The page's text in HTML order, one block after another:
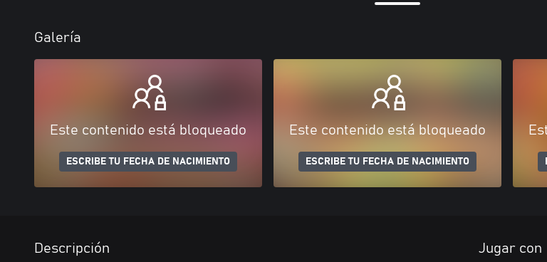
Galería
Este contenido está bloqueado
ESCRIBE TU FECHA DE NACIMIENTO
Este contenido está bloqueado
ESCRIBE TU FECHA DE NACIMIENTO
Descripción Jugar con